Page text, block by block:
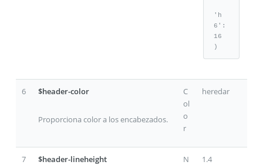
'h
6':
16
)
6 $header-color
Proporciona color a los encabezados.
C
ol
o
r
heredar
7 $header-lineheight
N
1.4